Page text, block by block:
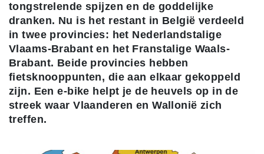
tongstrelende spijzen en de goddelijke
dranken. Nu is het restant in België verdeeld
in twee provincies: het Nederlandstalige
Vlaams-Brabant en het Franstalige Waals-
Brabant. Beide provincies hebben
fietsknooppunten, die aan elkaar gekoppeld
zijn. Een e-bike helpt je de heuvels op in de
streek waar Vlaanderen en Wallonië zich
treffen.